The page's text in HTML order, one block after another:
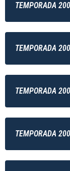
TEMPORADA
TEMPORADA
TEMPORADA
TEMPORADA